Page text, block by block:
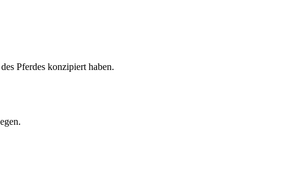
Pferdes konzipiert haben.